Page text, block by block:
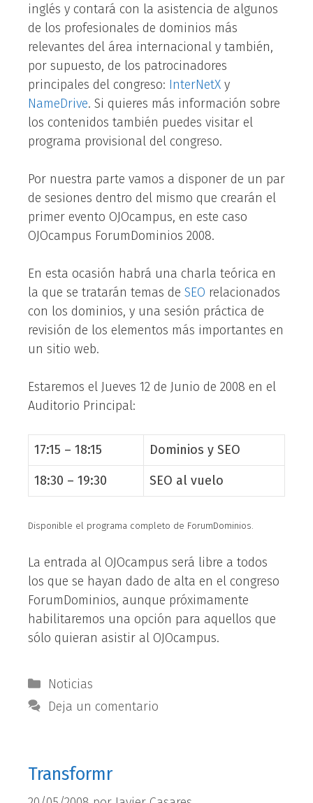
inglés y contará con la asistencia de algunos
de los profesionales de dominios más
relevantes del área internacional y también,
por supuesto, de los patrocinadores
principales del congreso: InterNetX y
NameDrive. Si quieres más información sobre
los contenidos también puedes visitar el
programa provisional del congreso.
Por nuestra parte vamos a disponer de un par
de sesiones dentro del mismo que crearán el
primer evento OJOcampus, en este caso
OJOcampus ForumDominios 2008.
En esta ocasión habrá una charla teórica en
la que se tratarán temas de SEO relacionados
con los dominios, y una sesión práctica de
revisión de los elementos más importantes en
un sitio web.
Estaremos el Jueves 12 de Junio de 2008 en el
Auditorio Principal:
17:15 – 18:15
Dominios y SEO
18:30 – 19:30
SEO al vuelo
Disponible el programa completo de ForumDominios.
La entrada al OJOcampus será libre a todos
los que se hayan dado de alta en el congreso
ForumDominios, aunque próximamente
habilitaremos una opción para aquellos que
sólo quieran asistir al OJOcampus.
Categorías
Noticias
Deja un comentario
Transformr